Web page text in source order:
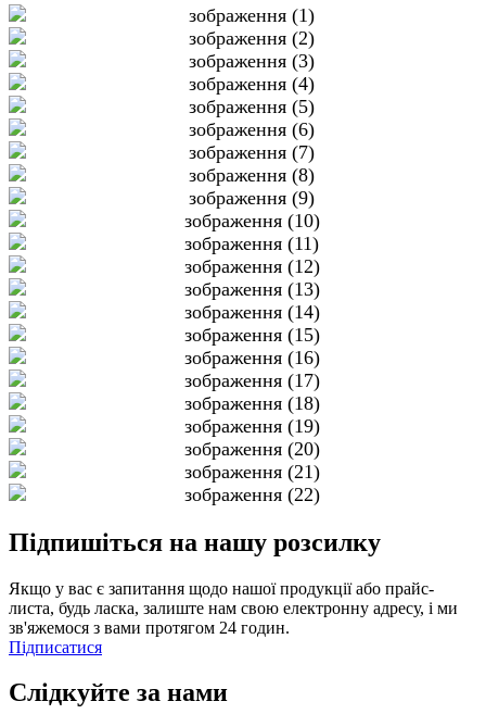
Підпишіться на нашу розсилку
Якщо у вас є запитання щодо нашої продукції або прайс-
листа, будь ласка, залиште нам свою електронну адресу, і ми
зв'яжемося з вами протягом 24 годин.
Підписатися
Слідкуйте за нами